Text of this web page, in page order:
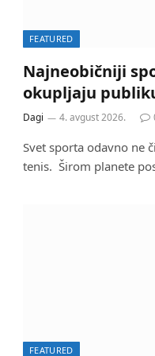
FEATURED
Najneobičniji
okupljaju
Dagi 4. avgust 2026.
Svet sporta odavno ne
tenis. Širom planete
FEATURED